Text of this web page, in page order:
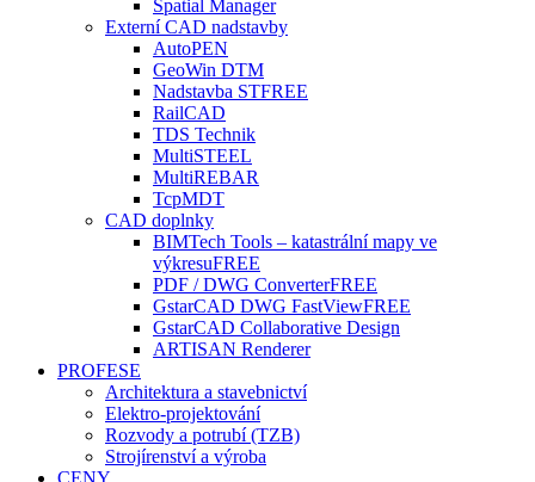
Spatial Manager
Externí CAD nadstavby
AutoPEN
GeoWin DTM
Nadstavba STFREE
RailCAD
TDS Technik
MultiSTEEL
MultiREBAR
TcpMDT
CAD doplnky
BIMTech Tools – katastrální mapy ve
výkresuFREE
PDF / DWG ConverterFREE
GstarCAD DWG FastViewFREE
GstarCAD Collaborative Design
ARTISAN Renderer
PROFESE
Architektura a stavebnictví
Elektro-projektování
Rozvody a potrubí (TZB)
Strojírenství a výroba